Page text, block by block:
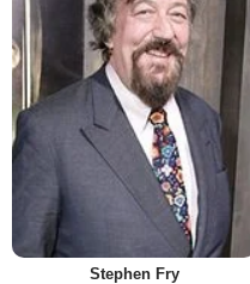
Stephen Fry